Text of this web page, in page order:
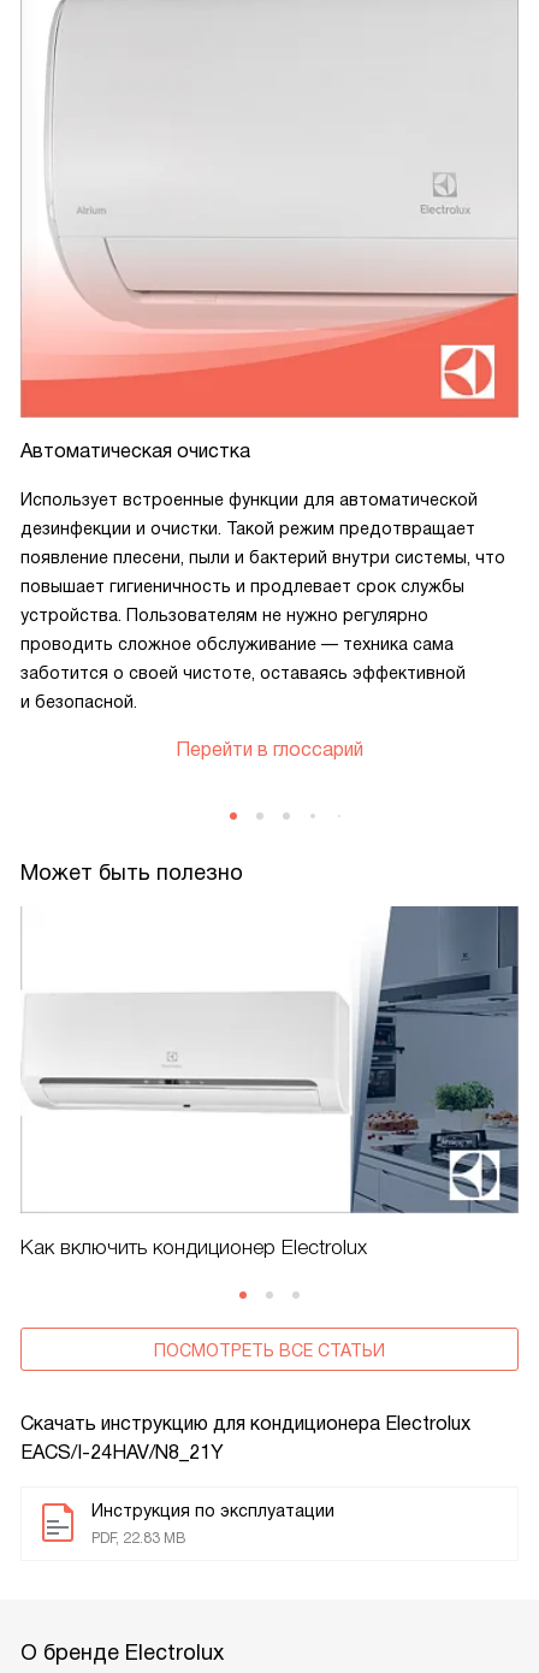
Скачать инструкцию для кондиционера Electrolux
EACS/I-24HAV/N8_21Y
Инструкция по эксплуатации
PDF, 22.83 MB
Автоматическая очистка
Использует встроенные функции для автоматической
дезинфекции и очистки. Такой режим предотвращает
появление плесени, пыли и бактерий внутри системы, что
повышает гигиеничность и продлевает срок службы
устройства. Пользователям не нужно регулярно
проводить сложное обслуживание — техника сама
заботится о своей чистоте, оставаясь эффективной
и безопасной.
Перейти в глоссарий
Может быть полезно
Как включить кондиционер Electrolux
ПОСМОТРЕТЬ ВСЕ СТАТЬИ
О бренде Electrolux